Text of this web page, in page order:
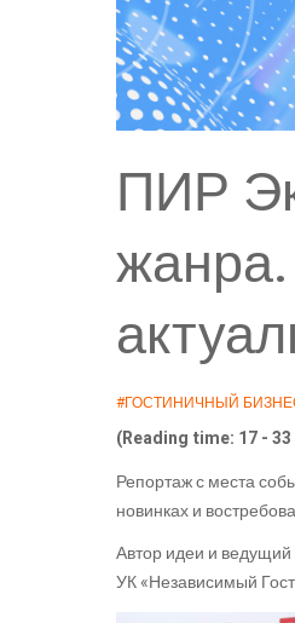
ПИР
#ГОСТИНИЧНЫЙ
(Reading time: 17 -
Репортаж с места
новинках и
Автор идеи и ведущий
УК «Независимый